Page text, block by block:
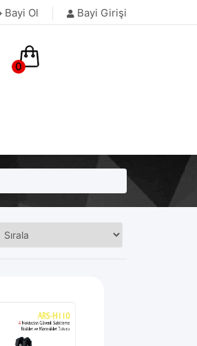
Bayi Ol Bayi Girişi
0